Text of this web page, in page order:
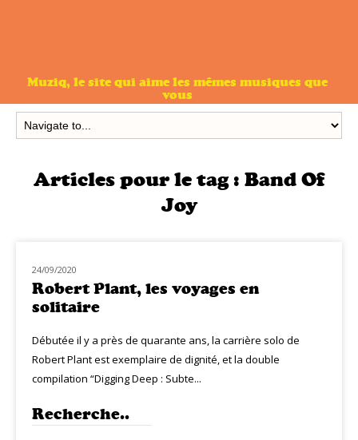
Muziq, le site qui aime les mêmes musiques que
vous
Articles pour le tag : Band Of
Joy
NOUVEAUTÉS
24/09/2020
Robert Plant, les voyages en
solitaire
Débutée il y a près de quarante ans, la carrière solo de
Robert Plant est exemplaire de dignité, et la double
compilation “Digging Deep : Subte...
Recherche..